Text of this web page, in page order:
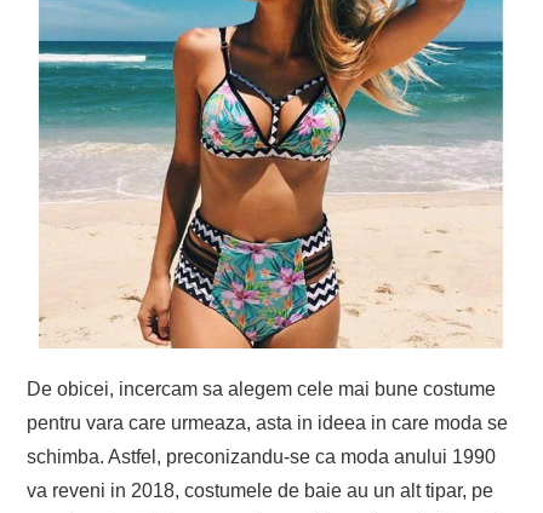
De obicei, incercam sa alegem cele mai bune costume
pentru vara care urmeaza, asta in ideea in care moda se
schimba. Astfel, preconizandu-se ca moda anului 1990
va reveni in 2018, costumele de baie au un alt tipar, pe